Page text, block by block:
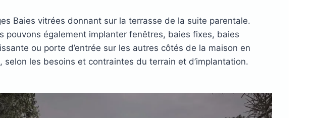
Baies vitrées donnant sur la terrasse de la suite parentale.
pouvons également implanter fenêtres, baies fixes, baies
ou porte d’entrée sur les autres côtés de la maison en
selon les besoins et contraintes du terrain et d’implantation.